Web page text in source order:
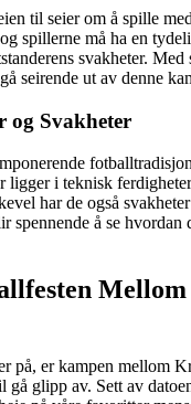
til seier om å spille
spillerne må ha en
svakheter. Med
seirende ut av denne
og Svakheter
ligger i teknisk
har de også
spennende å se hvordan
på, er kampen mellom
gå glipp av. Sett av